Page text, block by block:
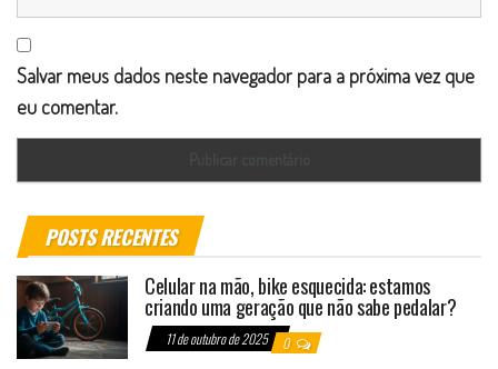
Salvar meus dados neste navegador para a próxima vez que
eu comentar.
POSTS RECENTES
Celular na mão, bike esquecida: estamos
criando uma geração que não sabe pedalar?
11 de outubro de 2025 0